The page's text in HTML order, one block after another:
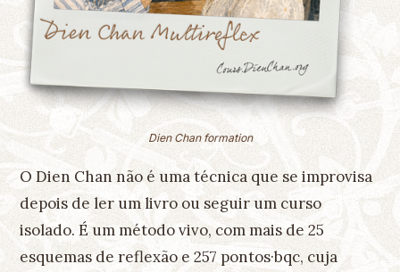
Dien Chan formation
O Dien Chan não é uma técnica que se improvisa
depois de ler um livro ou seguir um curso
isolado. É um método vivo, com mais de 25
esquemas de reflexão e 257 pontos·bqc, cuja